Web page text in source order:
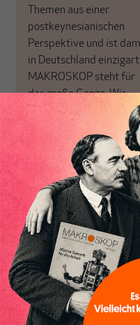
Themen aus einer
postkeynesianischen
Perspektive und ist
in Deutschland
MAKROSKOP steht für
das große Ganze. Wir
haben einen Blick auf
Geld, Wirtschaft und
Politik, den Sie so
woanders nicht finden.
Dabei leben wir von
unseren Autoren, ihren
Recherchen, ihrem
und ihrem Enthusiasmus.
Gemeinsam scheren wir
aus den schmaler
werdenden Leitplanken
des Denkens aus.